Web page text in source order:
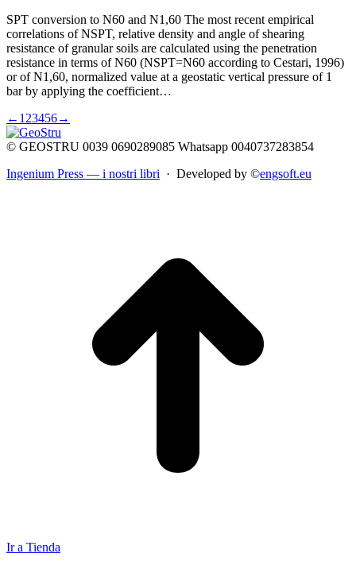
SPT conversion to N60 and N1,60 The most recent empirical
correlations of NSPT, relative density and angle of shearing
resistance of granular soils are calculated using the penetration
resistance in terms of N60 (NSPT=N60 according to Cestari, 1996)
or of N1,60, normalized value at a geostatic vertical pressure of 1
bar by applying the coefficient…
← 1 23456→
© GEOSTRU 0039 0690289085 Whatsapp 0040737283854
Ingenium Press — i nostri libri · Developed by ©engsoft.eu
Ir a Tienda